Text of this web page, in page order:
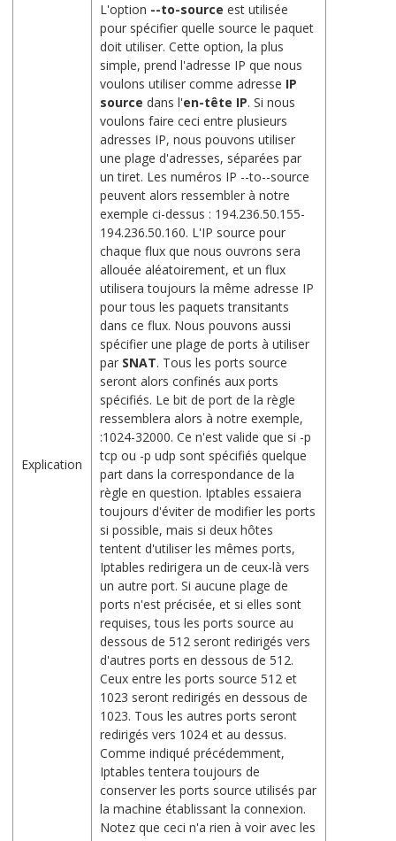
Explication
L'option --to-source est utilisée
pour spécifier quelle source le paquet
doit utiliser. Cette option, la plus
simple, prend l'adresse IP que nous
voulons utiliser comme adresse IP
source dans l'en-tête IP. Si nous
voulons faire ceci entre plusieurs
adresses IP, nous pouvons utiliser
une plage d'adresses, séparées par
un tiret. Les numéros IP --to--source
peuvent alors ressembler à notre
exemple ci-dessus : 194.236.50.155-
194.236.50.160. L'IP source pour
chaque flux que nous ouvrons sera
allouée aléatoirement, et un flux
utilisera toujours la même adresse IP
pour tous les paquets transitants
dans ce flux. Nous pouvons aussi
spécifier une plage de ports à utiliser
par SNAT. Tous les ports source
seront alors confinés aux ports
spécifiés. Le bit de port de la règle
ressemblera alors à notre exemple,
:1024-32000. Ce n'est valide que si -p
tcp ou -p udp sont spécifiés quelque
part dans la correspondance de la
règle en question. Iptables essaiera
toujours d'éviter de modifier les ports
si possible, mais si deux hôtes
tentent d'utiliser les mêmes ports,
Iptables redirigera un de ceux-là vers
un autre port. Si aucune plage de
ports n'est précisée, et si elles sont
requises, tous les ports source au
dessous de 512 seront redirigés vers
d'autres ports en dessous de 512.
Ceux entre les ports source 512 et
1023 seront redirigés en dessous de
1023. Tous les autres ports seront
redirigés vers 1024 et au dessus.
Comme indiqué précédemment,
Iptables tentera toujours de
conserver les ports source utilisés par
la machine établissant la connexion.
Notez que ceci n'a rien à voir avec les